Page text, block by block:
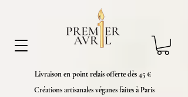
Livraison en point relais offerte dès 45 €
Créations artisanales véganes faites à Paris